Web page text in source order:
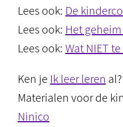
Lees ook: De
Lees ook: Het
Lees ook: Wat NIET
Ken je Ik leer leren al?
Materialen voor de
Ninico